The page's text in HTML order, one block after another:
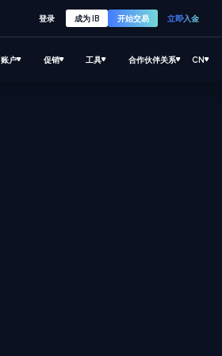
登录 成为 IB 开始交易 立即入金
账户 促销 工具 合作伙伴关系 CN